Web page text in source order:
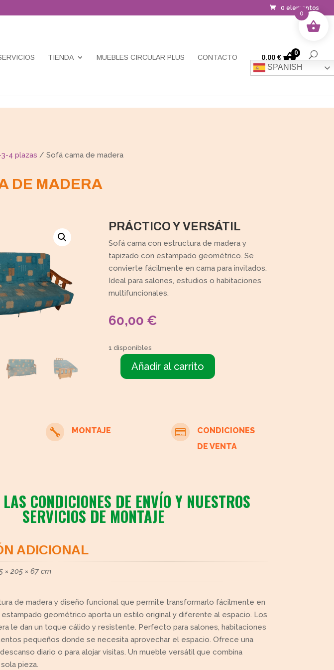
0 elementos
TIENDA MUEBLES CIRCULAR PLUS CONTACTO
SPANISH
0,00 €
0
4 plazas / Sofá cama de madera
DE MADERA
PRÁCTICO Y VERSÁTIL
Sofá cama con estructura de madera y
tapizado con estampado geométrico. Se
convierte fácilmente en cama para invitados.
Ideal para salones, estudios o habitaciones
multifuncionales.
60,00 €
1 disponibles
Sofá
Añadir al carrito
 MONTAJE 
CONDICIONES
DE VENTA
CONDICIONES DE ENVÍO Y NUESTROS
SERVICIOS DE MONTAJE
ADICIONAL
× 205 × 67 cm
de madera y diseño funcional que permite transformarlo fácilmente en
estampado geométrico aporta un estilo original y diferente al espacio. Los
le dan un toque cálido y resistente. Perfecto para salones, habitaciones
pequeños donde se necesita aprovechar el espacio. Ofrece una
diario o para alojar visitas. Un mueble versátil que combina
pieza.
0